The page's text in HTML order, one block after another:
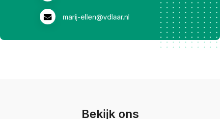
marij-ellen@vdlaar.nl
Bekijk ons